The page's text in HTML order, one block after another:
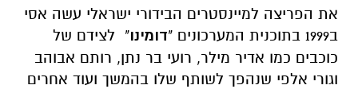
את הפריצה למיינסטרים הבידורי ישראלי עשה אסי
ב1999 בתוכנית המערכונים "
דומינו" לצידם של
כוכבים כמו אדיר מילר, רועי בר נתן, רותם אבוהב
וגורי אלפי שנהפך לשותף שלו בהמשך ועוד אחרים